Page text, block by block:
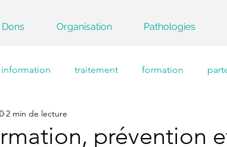
Dons Organisation Pathologies
information traitement formation
prévention
2 min de lecture